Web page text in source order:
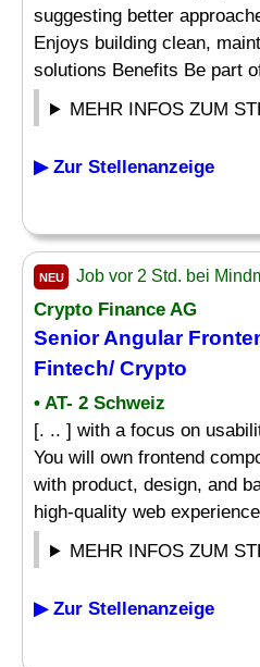
suggesting better
Enjoys building clean,
solutions Benefits Be part
MEHR INFOS ZUM
▶ Zur Stellenanzeige
NEU Job vor 2 Std. bei
Crypto Finance AG
Senior Angular
Fintech/ Crypto
• AT- 2 Schweiz
[. .. ] with a focus on
You will own frontend
with product, design, and
high-quality web
MEHR INFOS ZUM
▶ Zur Stellenanzeige